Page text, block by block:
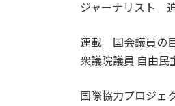
ジャーナリスト
連載 国会議員の
衆議院議員 自由
国際協力プロジェ